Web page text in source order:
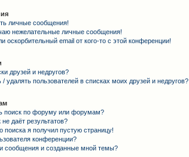
личные сообщения!
нежелательные личные сообщения!
оскорбительный email от кого-то с этой конференции!
друзей и недругов?
удалять пользователей в списках моих друзей и недругов?
поиск по форуму или форумам?
даёт результатов?
поиска я получил пустую страницу!
конференции?
сообщения и созданные мной темы?